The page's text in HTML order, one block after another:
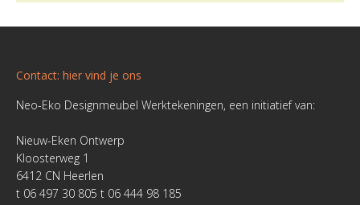
Contact: hier vind je ons
Neo-Eko Designmeubel Werktekeningen, een initiatief van:
Nieuw-Eken Ontwerp
Kloosterweg 1
6412 CN Heerlen
t 06 497 30 805 t 06 444 98 185